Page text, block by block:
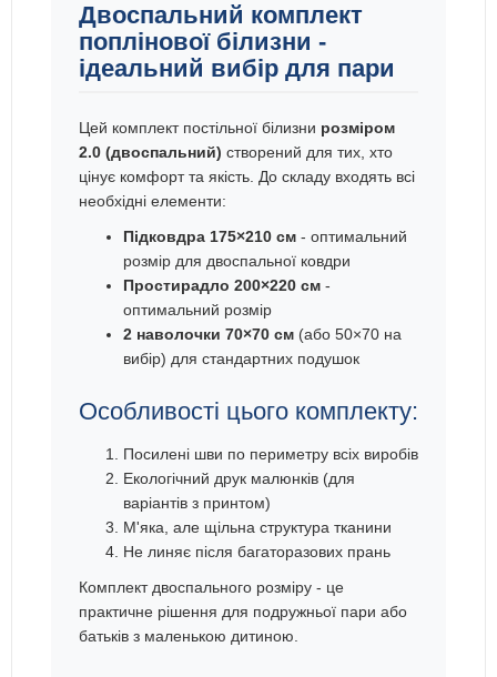
Двоспальний комплект
поплінової білизни -
ідеальний вибір для пари
Цей комплект постільної білизни розміром
2.0 (двоспальний) створений для тих, хто
цінує комфорт та якість. До складу входять всі
необхідні елементи:
Підковдра 175×210 см - оптимальний
розмір для двоспальної ковдри
Простирадло 200×220 см -
оптимальний розмір
2 наволочки 70×70 см (або 50×70 на
вибір) для стандартних подушок
Особливості цього комплекту:
Посилені шви по периметру всіх виробів
Екологічний друк малюнків (для
варіантів з принтом)
М'яка, але щільна структура тканини
Не линяє після багаторазових прань
Комплект двоспального розміру - це
практичне рішення для подружньої пари або
батьків з маленькою дитиною.